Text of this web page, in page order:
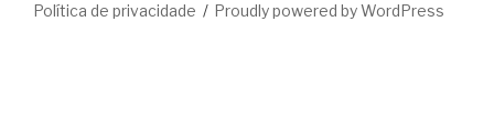
Política de privacidade Proudly powered by WordPress